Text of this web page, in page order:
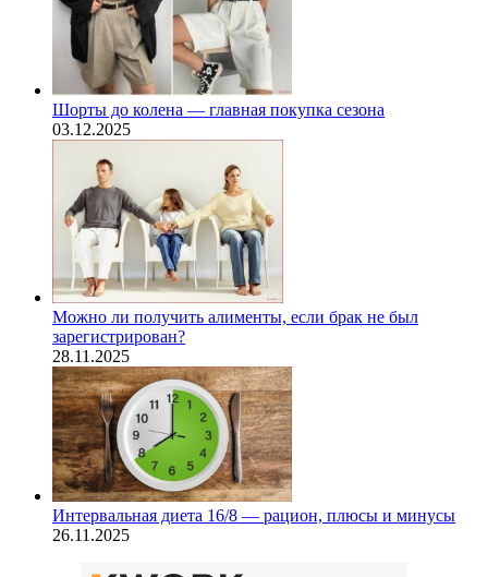
Шорты до колена — главная покупка сезона
03.12.2025
Можно ли получить алименты, если брак не был
зарегистрирован?
28.11.2025
Интервальная диета 16/8 — рацион, плюсы и минусы
26.11.2025